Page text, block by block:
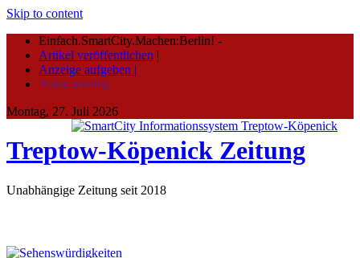
Skip to content
Einfach.SmartCity.Machen:Berlin! -
Artikel veröffentlichen |
Anzeige aufgeben |
Autor werden
Montag, 27. Juli 2026
Treptow-Köpenick Zeitung
Unabhängige Zeitung seit 2018